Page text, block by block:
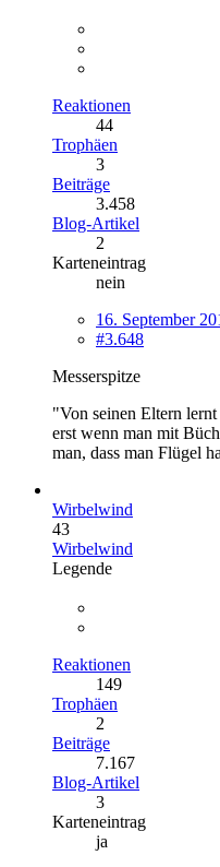
Reaktionen
44
Trophäen
3
Beiträge
3.458
Blog-Artikel
2
Karteneintrag
nein
16. September
#3.648
Messerspitze
"Von seinen Eltern
erst wenn man mit
man, dass man Flügel
Wirbelwind
43
Wirbelwind
Legende
Reaktionen
149
Trophäen
2
Beiträge
7.167
Blog-Artikel
3
Karteneintrag
ja